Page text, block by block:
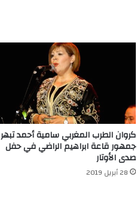
كروان الطرب المغربي سامية أحمد تبهر
جمهور قاعة ابراهيم الراضي في حفل
صدى الأوتار
28 أبريل 2019